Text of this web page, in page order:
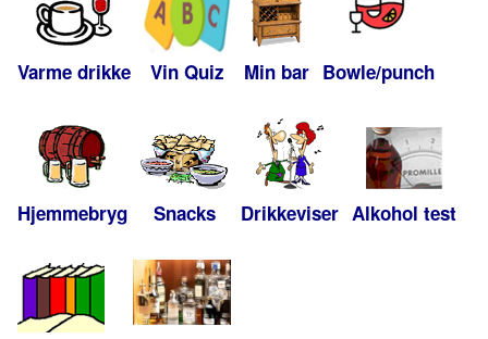
Varme drikke Vin Quiz Min bar Bowle/punch
Hjemmebryg Snacks Drikkeviser Alkohol test